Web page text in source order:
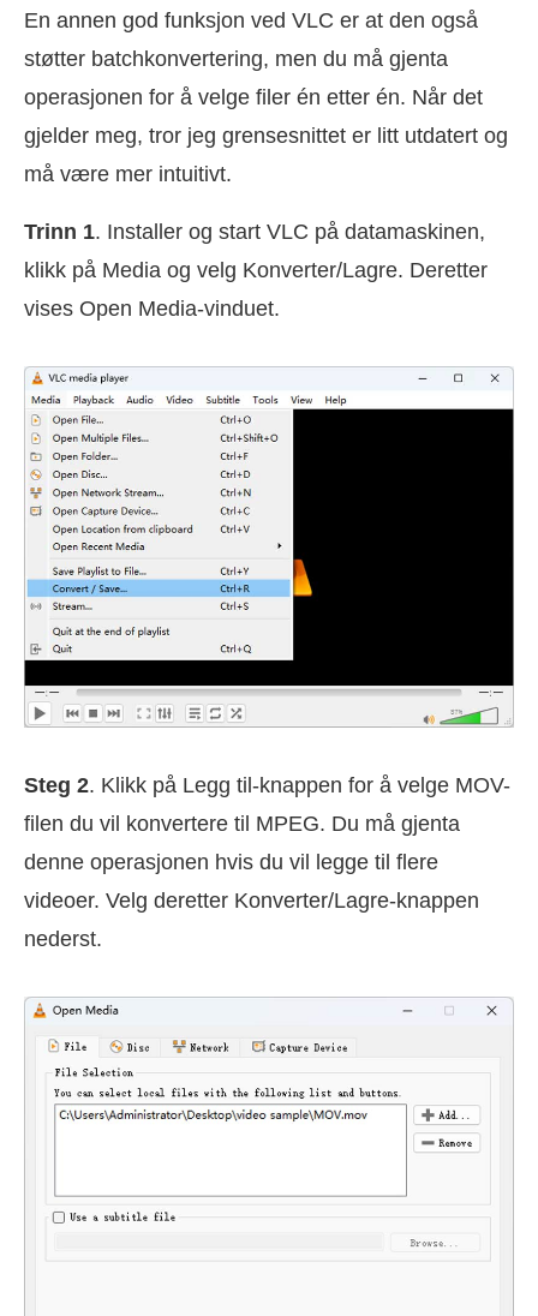
En annen god funksjon ved VLC er at den også
støtter batchkonvertering, men du må gjenta
operasjonen for å velge filer én etter én. Når det
gjelder meg, tror jeg grensesnittet er litt utdatert og
må være mer intuitivt.
Trinn 1. Installer og start VLC på datamaskinen,
klikk på Media og velg Konverter/Lagre. Deretter
vises Open Media-vinduet.
Steg 2. Klikk på Legg til-knappen for å velge MOV-
filen du vil konvertere til MPEG. Du må gjenta
denne operasjonen hvis du vil legge til flere
videoer. Velg deretter Konverter/Lagre-knappen
nederst.